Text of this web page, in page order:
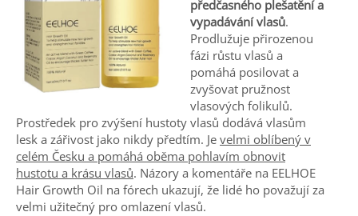
předčasného plešatění a
vypadávání vlasů.
Prodlužuje přirozenou
fázi růstu vlasů a
pomáhá posilovat a
zvyšovat pružnost
vlasových folikulů.
Prostředek pro zvýšení hustoty vlasů dodává vlasům
lesk a zářivost jako nikdy předtím. Je velmi oblíbený v
celém Česku a pomáhá oběma pohlavím obnovit
hustotu a krásu vlasů. Názory a komentáře na EELHOE
Hair Growth Oil na fórech ukazují, že lidé ho považují za
velmi užitečný pro omlazení vlasů.